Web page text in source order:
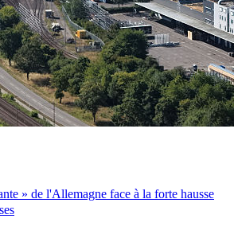
» de l'Allemagne face à la forte hausse